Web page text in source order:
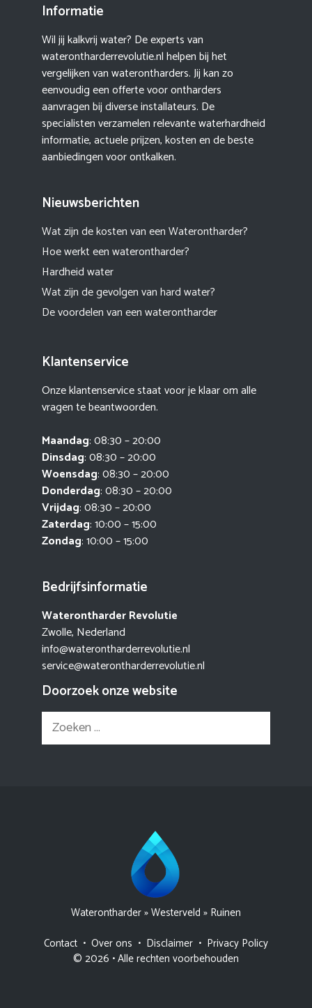
Informatie
Wil jij kalkvrij water? De experts van
waterontharderrevolutie.nl helpen bij het
vergelijken van waterontharders. Jij kan zo
eenvoudig een offerte voor ontharders
aanvragen bij diverse installateurs. De
specialisten verzamelen relevante waterhardheid
informatie, actuele prijzen, kosten en de beste
aanbiedingen voor ontkalken.
Nieuwsberichten
Wat zijn de kosten van een Waterontharder?
Hoe werkt een waterontharder?
Hardheid water
Wat zijn de gevolgen van hard water?
De voordelen van een waterontharder
Klantenservice
Onze klantenservice staat voor je klaar om alle
vragen te beantwoorden.
Maandag: 08:30 – 20:00
Dinsdag: 08:30 – 20:00
Woensdag: 08:30 – 20:00
Donderdag: 08:30 – 20:00
Vrijdag: 08:30 – 20:00
Zaterdag: 10:00 – 15:00
Zondag: 10:00 – 15:00
Bedrijfsinformatie
Waterontharder Revolutie
Zwolle, Nederland
info@waterontharderrevolutie.nl
service@waterontharderrevolutie.nl
Doorzoek onze website
Zoek
naar:
Waterontharder»Westerveld » Ruinen
Contact • Over ons • Disclaimer • Privacy Policy
© 2026 • Alle rechten voorbehouden